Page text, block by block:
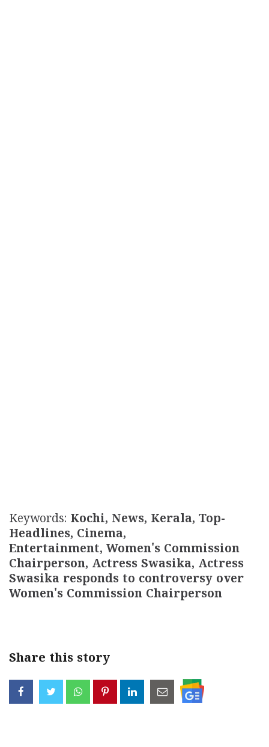
Keywords: Kochi, News, Kerala, Top-
Headlines, Cinema,
Entertainment, Women's Commission
Chairperson, Actress Swasika, Actress
Swasika responds to controversy over
Women's Commission Chairperson
Share this story